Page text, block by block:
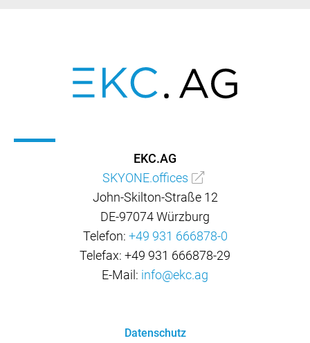
EKC.AG
SKYONE.offices
John-Skilton-Straße 12
DE-97074 Würzburg
Telefon: +49 931 666878-0
Telefax: +49 931 666878-29
E-Mail: info@ekc.ag
Datenschutz